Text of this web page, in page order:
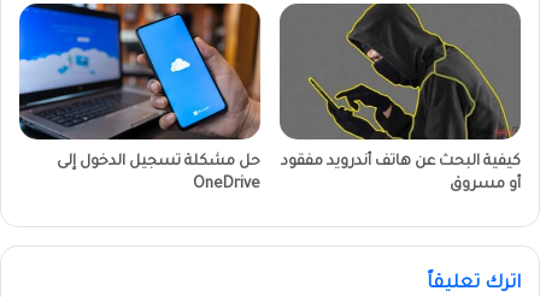
كيفية البحث عن هاتف أندرويد مفقود
أو مسروق
حل مشكلة تسجيل الدخول إلى
OneDrive
اترك تعليقاً